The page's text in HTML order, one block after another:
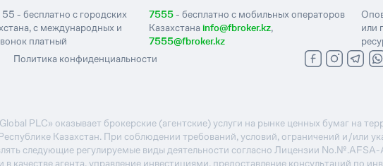
- бесплатно с городских
с международных и
платный
7555- бесплатно с мобильных операторов
Казахстанаinfo@fbroker.kz,
7555@fbroker.kz
или
Политика конфиденциальности
PLC» оказывает брокерские (агентские) услуги на рынке ценных бумаг на
Казахстан. При соблюдении требований, условий, ограничений и/или
следующие регулируемые виды деятельности согласно Лицензии
качестве агента, управление инвестициями, предоставление консультаций по